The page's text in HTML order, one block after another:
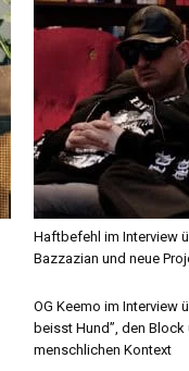
Haftbefehl im Interview
Bazzazian und neue
OG Keemo im Interview
beisst Hund”, den Block
menschlichen Kontext